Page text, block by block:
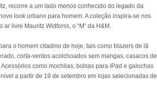
recorre a um lado menos conhecido do legado da
look urbano para homem. A coleção inspira-se nos
livre Mauritz Widforss, o “M” da H&M.
o homem citadino de hoje, tais como blazers de lã
corta-ventos acolchoados sem mangas, casacos de
como mochilas, bolsas para iPad e galochas
a partir de 19 de setembro em lojas selecionadas de